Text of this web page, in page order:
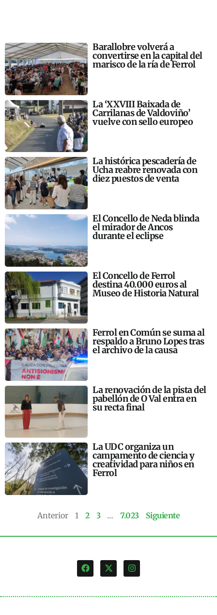
Barallobre volverá a
convertirse en la capital del
marisco de la ría de Ferrol
La ‘XXVIII Baixada de
Carrilanas de Valdoviño’
vuelve con sello europeo
La histórica pescadería de
Ucha reabre renovada con
diez puestos de venta
El Concello de Neda blinda
el mirador de Ancos
durante el eclipse
El Concello de Ferrol
destina 40.000 euros al
Museo de Historia Natural
Ferrol en Común se suma al
respaldo a Bruno Lopes tras
el archivo de la causa
La renovación de la pista del
pabellón de O Val entra en
su recta final
La UDC organiza un
campamento de ciencia y
creatividad para niños en
Ferrol
Anterior 1 2 3 … 7.023 Siguiente